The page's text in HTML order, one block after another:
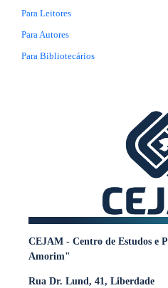
Para Leitores
Para Autores
Para Bibliotecários
CEJAM - Centro de Estudos e
Amorim"
Rua Dr. Lund, 41, Liberdade